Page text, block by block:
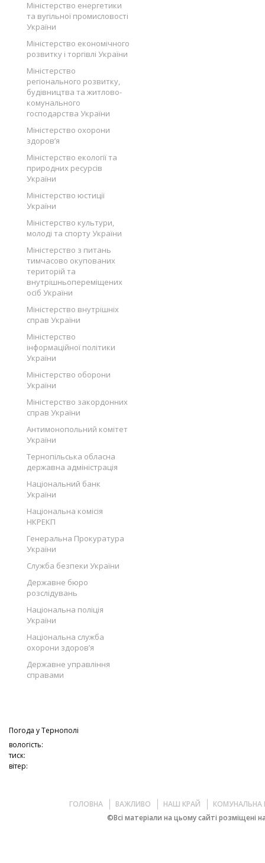
Міністерство енергетики
та вугільної промисловості
України
Міністерство економічного
розвитку і торгівлі України
Міністерство
регіонального розвитку,
будівництва та житлово-
комунального
господарства України
Міністерство охорони
здоров’я
Міністерство екології та
природних ресурсів
України
Міністерство юстиції
України
Міністерство культури,
молоді та спорту України
Міністерство з питань
тимчасово окупованих
територій та
внутрішньопереміщених
осіб України
Міністерство внутрішніх
справ України
Міністерство
інформаційної політики
України
Міністерство оборони
України
Міністерство закордонних
справ України
Антимонопольний комітет
України
Тернопільська обласна
державна адміністрація
Національний банк
України
Національна комісія
НКРЕКП
Генеральна Прокуратура
України
Служба безпеки України
Державне бюро
розслідувань
Національна поліція
України
Національна служба
охорони здоров’я
Державне управління
справами
Погода уТернополі
вологість:
тиск:
вітер:
ГОЛОВНА ВАЖЛИВО НАШ КРАЙ
КОМУНАЛЬНА
©Всі матеріали на цьому сайті розміщені